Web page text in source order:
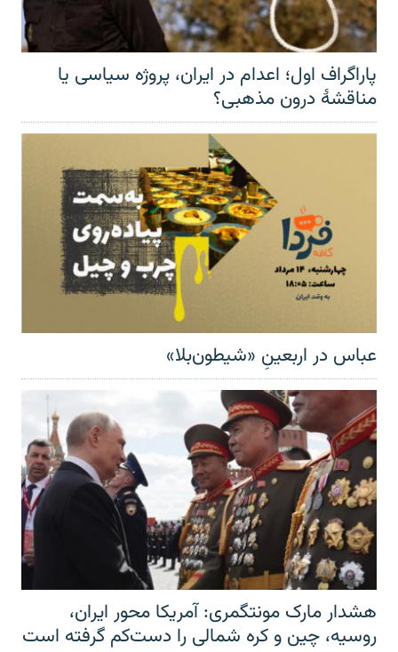
پاراگراف اول؛ اعدام در ایران، پروژه سیاسی یا
مناقشهٔ درون مذهبی؟
عباس در اربعینِ «شیطون‌بلا»
هشدار مارک مونتگمری: آمریکا محور ایران،
روسیه، چین و کره شمالی را دست‌کم گرفته است